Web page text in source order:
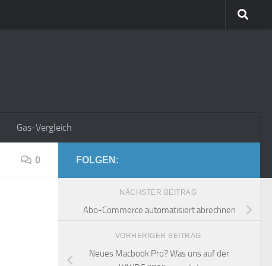
Gas-Vergleich
0 FOLGEN:
NÄCHSTER BEITRAG
Abo-Commerce automatisiert abrechnen
VORHERIGER BEITRAG
Neues Macbook Pro? Was uns auf der